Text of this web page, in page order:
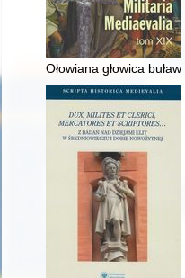
Ołowiana głowica